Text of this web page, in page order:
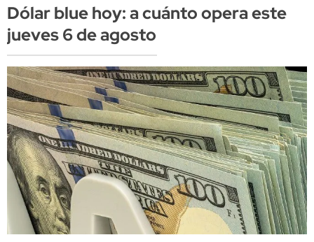
Dólar blue hoy: a cuánto opera este
jueves 6 de agosto